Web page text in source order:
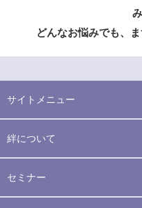
どんなお悩みでも、
サイトメニュー
絆について
セミナー